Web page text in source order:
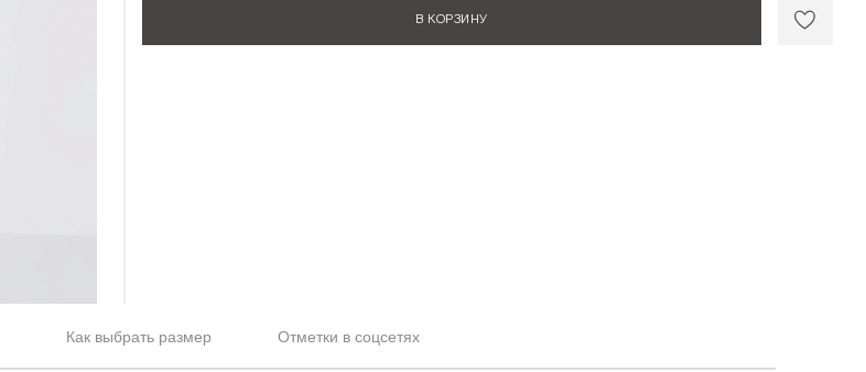
В КОРЗИНУ
Как выбрать размер Отметки в соцсетях